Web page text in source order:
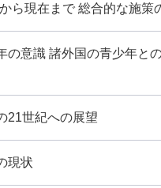
ら現在まで 総合的な施策
意識 諸外国の青少年と
21世紀への展望
現状